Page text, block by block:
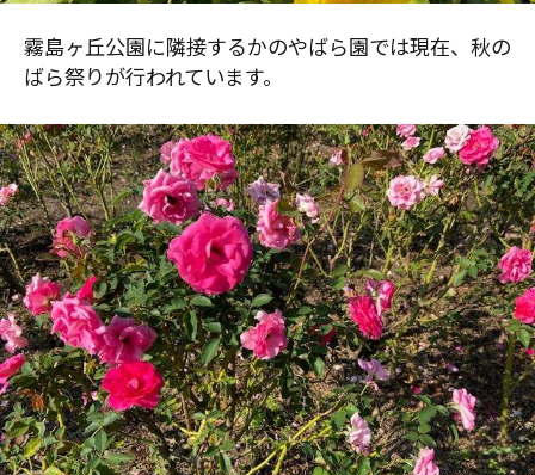
霧島ヶ丘公園に隣接するかのやばら園では現在、秋の
ばら祭りが行われています。